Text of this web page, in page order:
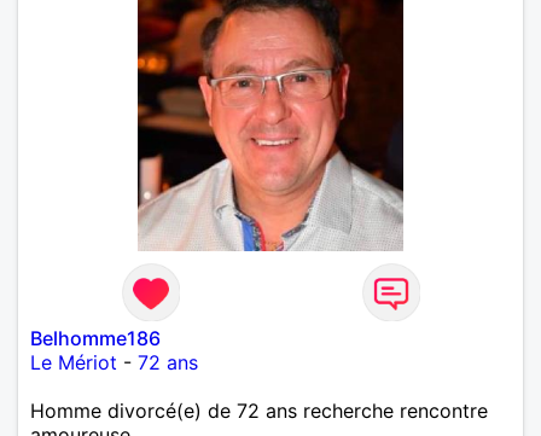
Belhomme186
Le Mériot - 72 ans
Homme divorcé(e) de 72 ans recherche rencontre